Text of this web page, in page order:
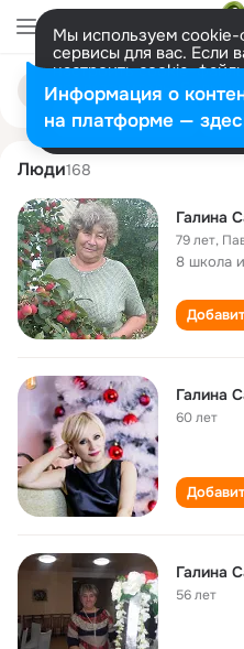
Мы используем cookie-
сервисы для вас. Если
настроить cookie-
представитель.
Разрешить все
Поиск
людям
galina sadchikova
Люди168
Галина
79 лет,
8 школа
Галина
60 лет
Галина
56 лет
Информация о
на платформе —